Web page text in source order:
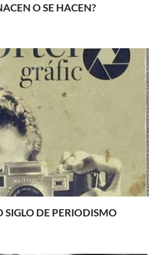
O SE HACEN?
SIGLO DE PERIODISMO